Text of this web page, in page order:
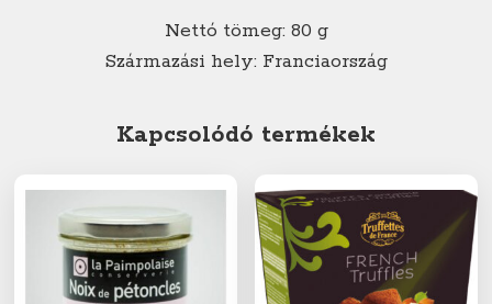
Nettó tömeg: 80 g
Származási hely: Franciaország
Kapcsolódó termékek